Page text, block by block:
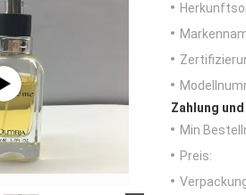
Zahlung
Min
Preis: